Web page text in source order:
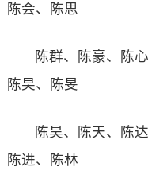
陈会、陈思
陈群、陈豪、陈
陈旲、陈旻
陈昊、陈天、陈
陈进、陈林